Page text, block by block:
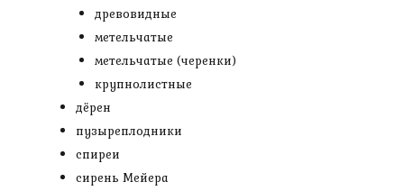
древовидные
метельчатые
метельчатые (черенки)
крупнолистные
дёрен
пузыреплодники
спиреи
сирень Мейера